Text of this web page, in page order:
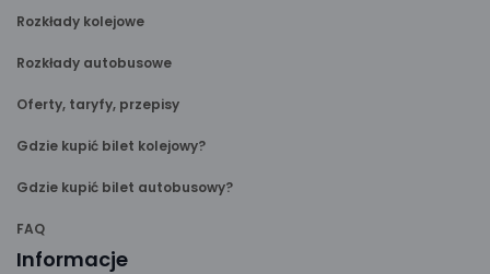
Rozkłady kolejowe
Rozkłady autobusowe
Oferty, taryfy, przepisy
Gdzie kupić bilet kolejowy?
Gdzie kupić bilet autobusowy?
FAQ
Informacje